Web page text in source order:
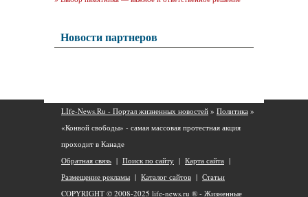
Новости партнеров
LIfe-News.Ru - Портал жизненных новостей » Политика »
«Конвой свободы» - самая массовая протестная акция
проходит в Канаде
Обратная связь | Поиск по сайту | Карта сайта |
Размещение рекламы | Каталог сайтов | Статьи
COPYRIGHT © 2008-2025 life-news.ru ® - Жизненные